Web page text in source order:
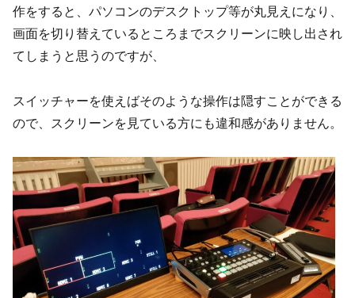
作をすると、パソコンのデスクトップ等が丸見えになり、
画面を切り替えているところまでスクリーンに映し出され
てしまうと思うのですが、
スイッチャーを使えばそのような操作は隠すことができる
ので、スクリーンを見ている方にも違和感がありません。